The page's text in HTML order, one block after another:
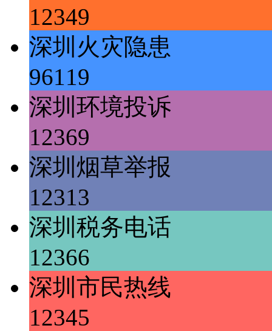
12349
深圳火灾隐患
96119
深圳环境投诉
12369
深圳烟草举报
12313
深圳税务电话
12366
深圳市民热线
12345